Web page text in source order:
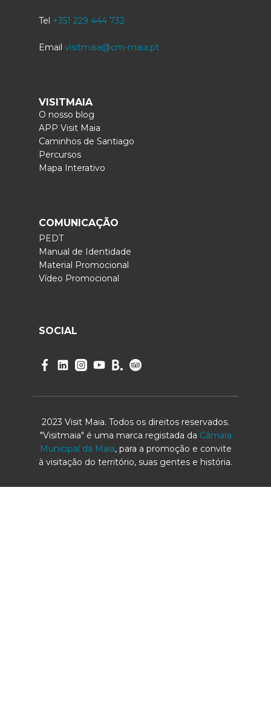
Tel +351 229 444 732
Email visitmaia@cm-maia.pt
VISITMAIA
O nosso blog
APP Visit Maia
Caminhos de Santiago
Percursos
Mapa Interativo
COMUNICAÇÃO
PEDT
Manual de Identidade
Material Promocional
Vídeo Promocional
SOCIAL
2023 Visit Maia. Todos os direitos reservados.
"Visitmaia" é uma marca registada da Câmara
Municipal da Maia, para a promoção e convite
à visitação do território, suas gentes e história.